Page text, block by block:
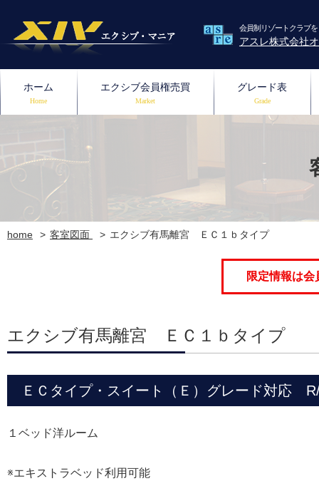
会員制リゾートクラブ
アスレ株式会社
ホーム
Home
エクシブ会員権売買
Market
グレード表
Grade
home 客室図面 エクシブ有馬離宮 ＥＣ１ｂタイプ
限定情報は
エクシブ有馬離宮 ＥＣ１ｂタイプ
ＥＣタイプ・スイート（Ｅ）グレード対応
１ベッド洋ルーム
※エキストラベッド利用可能